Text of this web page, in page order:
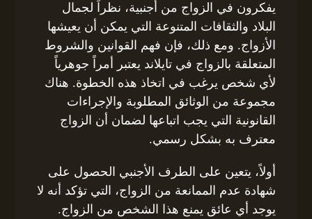
يفكرون في الزواج من أجنبية، نظراً لجمال
البلاد والثقافات المتنوعة التي يمكن أن يعيشها
الأزواج. ومع ذلك، فإن فهم القوانين والشروط
المتعلقة بالزواج في تايلاند يعتبر أمراً جوهرياً
لأي شخص يرغب في اتخاذ هذه الخطوة. هناك
مجموعة من الوثائق المطلوبة والإجراءات
القانونية التي يجب اتباعها لضمان أن الزواج
معترف به بشكل رسمي.
أولاً، يتعين على الطرف الأجنبي الحصول على
شهادة عدم الممانعة من الزواج، التي تؤكد أنه لا
يوجد أي عائق يمنع هذا الشخص من الزواج.